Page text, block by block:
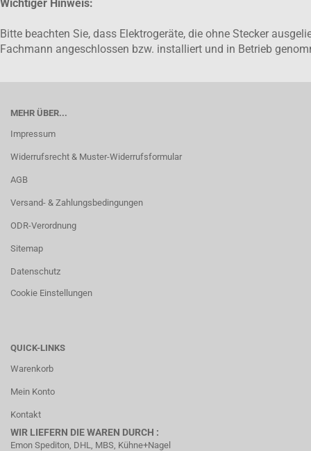
Wichtiger Hinweis:
Bitte beachten Sie, dass Elektrogeräte, die ohne Stecker
Fachmann angeschlossen bzw. installiert und in Betrieb
MEHR ÜBER...
Impressum
Widerrufsrecht & Muster-Widerrufsformular
AGB
Versand- & Zahlungsbedingungen
ODR-Verordnung
Sitemap
Datenschutz
Cookie Einstellungen
QUICK-LINKS
Warenkorb
Mein Konto
Kontakt
WIR LIEFERN DIE WAREN DURCH :
Emon Spediton, DHL, MBS, Kühne+Nagel